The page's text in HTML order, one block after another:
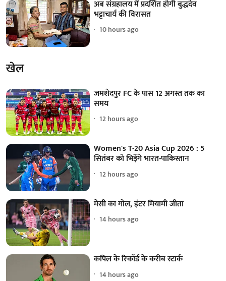
अब संग्रहालय में प्रदर्शित होगी बुद्धदेव
भट्टाचार्य की विरासत
10 hours ago
खेल
जमशेदपुर FC के पास 12 अगस्त तक का
समय
12 hours ago
Women's T-20 Asia Cup 2026 : 5
सितंबर को भिड़ेंगे भारत-पाकिस्तान
12 hours ago
मेसी का गोल, इंटर मियामी जीता
14 hours ago
कपिल के रिकॉर्ड के करीब स्टार्क
14 hours ago